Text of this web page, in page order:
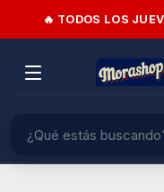
🔥 TODOS LOS